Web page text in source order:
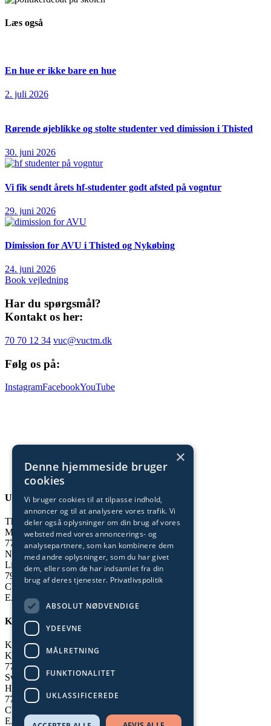
Læs også
En hue er ikke bare en hue
2. juli 2026
Rørende øjeblikke og stolte studenter ved dimission i Thisted
30. juni 2026
Vi fik sendt årets hf-studenter godt afsted på vogntur
29. juni 2026
Dimission for AVU i Thisted og Nykøbing
24. juni 2026
Book vejledning
Har du spørgsmål?
Kontakt os her:
70 70 12 34 vuc@vuctm.dk
Følg os på:
InstagramFacebookYouTube
Undervisning og administration
Thisted
Munkevej 9
7700 Thisted
Nykøbing
Limfjordsvej 95
7900 Nykøbing Mors
CVR-nummer: 29 55 35 72
EAN-nummer: 5798 000 558 656
Kollegier
Klitmøller
Krovej 15
7700 Thisted
Svankjær
Hedegårdsvej 59
7755 Bedsted Thy
CVR-nummer: 29 55 35 72
EAN-nummer: 5798 000 558 656
×
Denne hjemmeside bruger
cookies
Vi bruger cookies til at tilpasse indhold,
annoncer og til at analysere vores trafik. Vi
deler også oplysninger om din brug af vores
websted med vores annoncerings- og
analysepartnere, som kan kombinere dem
med andre oplysninger, som du har givet
dem, eller som de har indsamlet fra din
brug af deres tjenester. Privatlivspolitik
ABSOLUT NØDVENDIGE
YDEEVNE
MÅLRETNING
FUNKTIONALITET
UKLASSIFICEREDE